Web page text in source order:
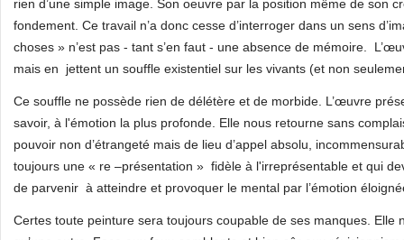
rien d’une simple image. Son oeuvre par la position même de
fondement. Ce travail n’a donc cesse d’interroger dans un sens
choses » n’est pas - tant s’en faut - une absence de mémoire.
mais en jettent un souffle existentiel sur les vivants (et non
Ce souffle ne possède rien de délétère et de morbide. L’œuvre
savoir, à l'émotion la plus profonde. Elle nous retourne sans
pouvoir non d’étrangeté mais de lieu d’appel absolu,
toujours une « re –présentation » fidèle à l'irreprésentable et qui
de parvenir à atteindre et provoquer le mental par l’émotion
Certes toute peinture sera toujours coupable de ses manques.